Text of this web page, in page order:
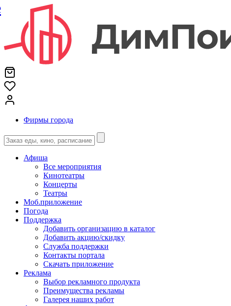
Фирмы города
Афиша
Все мероприятия
Кинотеатры
Концерты
Театры
Моб.приложение
Погода
Поддержка
Добавить организацию в каталог
Добавить акцию/скидку
Служба поддержки
Контакты портала
Скачать приложение
Реклама
Выбор рекламного продукта
Преимущества рекламы
Галерея наших работ